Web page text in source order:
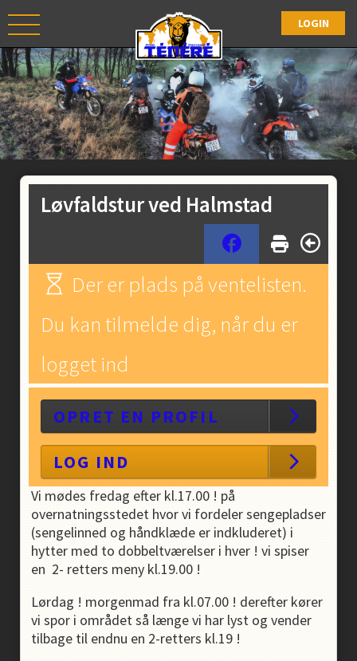
Løvfaldstur ved Halmstad
Der er plads på ventelisten.
Du kan tilmelde dig, når du er
logget ind
OPRET EN PROFIL
LOG IND
Vi mødes fredag efter kl.17.00 ! på
overnatningsstedet hvor vi fordeler sengepladser
(sengelinned og håndklæde er indkluderet) i
hytter med to dobbeltværelser i hver ! vi spiser
en 2- retters meny kl.19.00 !
Lørdag ! morgenmad fra kl.07.00 ! derefter kører
vi spor i området så længe vi har lyst og vender
tilbage til endnu en 2-retters kl.19 !